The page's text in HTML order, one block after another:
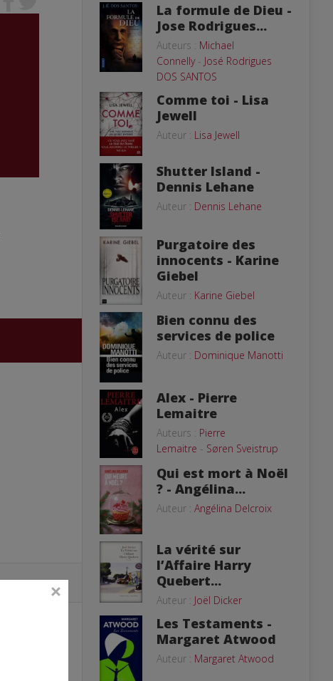
La formule de Dieu -
Jose Rodrigues...
Auteurs : Michael
Connelly- José Rodrigues
DOS SANTOS
Comme toi - Lisa
Jewell
Auteur : Lisa Jewell
Shutter Island -
Dennis Lehane
Auteur : Dennis Lehane
Purgatoire des
innocents - Karine
Giebel
Auteur : Karine Giebel
Bien connu des
services de police
Auteur : Dominique Manotti
Alex - Pierre
Lemaitre
Auteurs : Pierre
Lemaitre - Søren Sveistrup
Qui est mort à Noël
? - Angélina...
Auteur : Angélina Delcroix
La vérité sur
l’Affaire Harry
Quebert...
Auteur : Joël Dicker
Les Testaments -
Margaret Atwood
Auteur : Margaret Atwood